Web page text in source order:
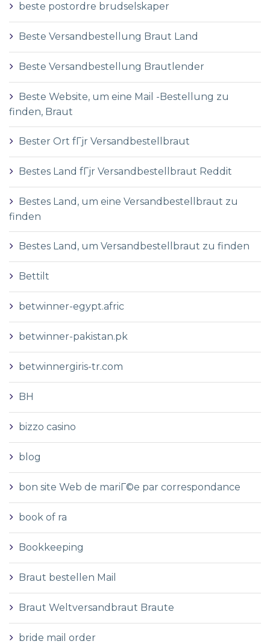
beste postordre brudselskaper
Beste Versandbestellung Braut Land
Beste Versandbestellung Brautlender
Beste Website, um eine Mail -Bestellung zu
finden, Braut
Bester Ort fГјr Versandbestellbraut
Bestes Land fГјr Versandbestellbraut Reddit
Bestes Land, um eine Versandbestellbraut zu
finden
Bestes Land, um Versandbestellbraut zu finden
Bettilt
betwinner-egypt.afric
betwinner-pakistan.pk
betwinnergiris-tr.com
BH
bizzo casino
blog
bon site Web de mariГ©e par correspondance
book of ra
Bookkeeping
Braut bestellen Mail
Braut Weltversandbraut Braute
bride mail order